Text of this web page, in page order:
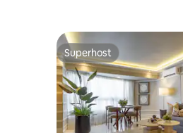
Superhost
Superhost